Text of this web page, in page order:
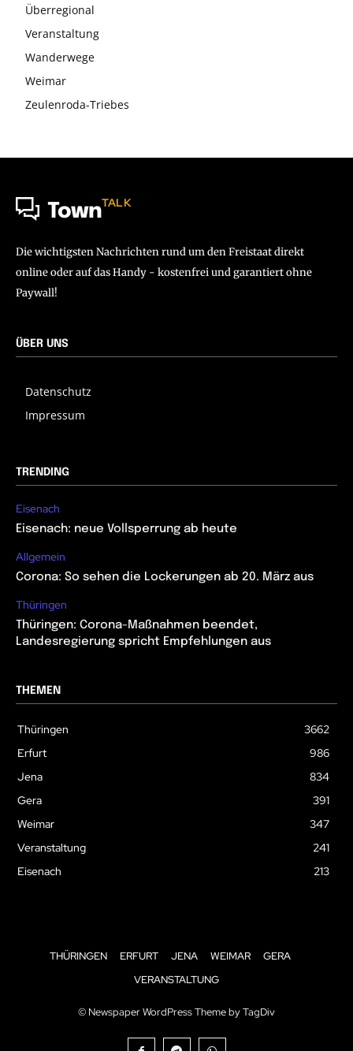
Überregional
Veranstaltung
Wanderwege
Weimar
Zeulenroda-Triebes
TownTALK
Die wichtigsten Nachrichten rund um den Freistaat direkt
online oder auf das Handy - kostenfrei und garantiert ohne
Paywall!
ÜBER UNS
Datenschutz
Impressum
TRENDING
Eisenach
Eisenach: neue Vollsperrung ab heute
Allgemein
Corona: So sehen die Lockerungen ab 20. März aus
Thüringen
Thüringen: Corona-Maßnahmen beendet,
Landesregierung spricht Empfehlungen aus
THEMEN
Thüringen
3662
Erfurt
986
Jena
834
Gera
391
Weimar
347
Veranstaltung
241
Eisenach
213
THÜRINGEN ERFURT JENA WEIMAR
GERA
VERANSTALTUNG
© Newspaper WordPress Theme by TagDiv